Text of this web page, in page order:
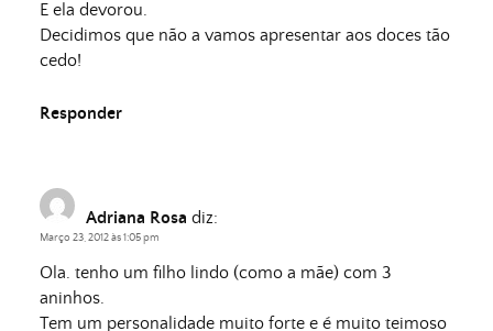
E ela devorou.
Decidimos que não a vamos apresentar aos doces tão
cedo!
Responder
Adriana Rosa diz:
Março 23, 2012 às 1:05 pm
Ola. tenho um filho lindo (como a mãe) com 3
aninhos.
Tem um personalidade muito forte e é muito teimoso